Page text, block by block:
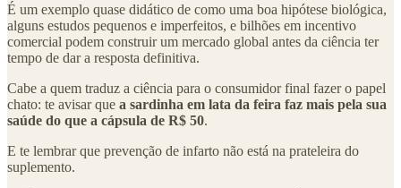
É um exemplo quase didático de como uma boa hipótese biológica,
alguns estudos pequenos e imperfeitos, e bilhões em incentivo
comercial podem construir um mercado global antes da ciência ter
tempo de dar a resposta definitiva.
Cabe a quem traduz a ciência para o consumidor final fazer o papel
chato: te avisar que a sardinha em lata da feira faz mais pela sua
saúde do que a cápsula de R$ 50.
E te lembrar que prevenção de infarto não está na prateleira do
suplemento.